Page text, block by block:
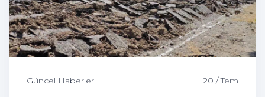
Güncel Haberler 20 / Tem